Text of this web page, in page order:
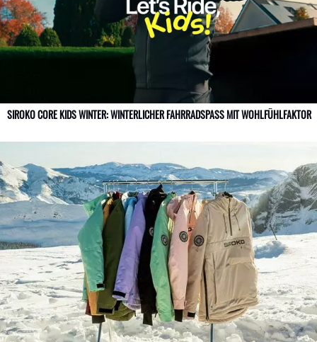
SIROKO CORE KIDS WINTER: WINTERLICHER FAHRRADSPASS MIT WOHLFÜHLFAKTOR